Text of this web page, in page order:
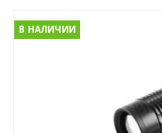
В НАЛИЧИИ